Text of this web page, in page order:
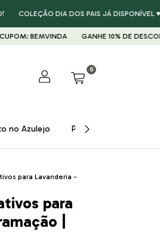
COLEÇÃO DIA DOS PAIS JÁ DISPONÍVEL ♥
BEMVINDA GANHE 10% DE
0
no Azulejo Presentes ♥
para Lavanderia -
para
|